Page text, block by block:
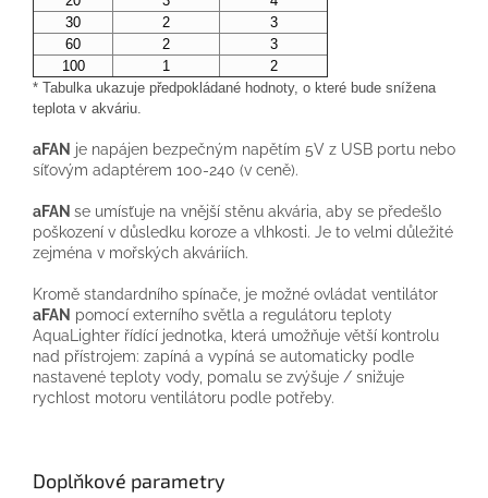
30
2
3
60
2
3
100
1
2
* Tabulka ukazuje předpokládané hodnoty, o které bude snížena
teplota v akváriu
aFAN je napájen bezpečným napětím 5V z USB portu nebo
síťovým adaptérem 100-240 (v ceně).
aFAN se umísťuje na vnější stěnu akvária, aby se předešlo
poškození v důsledku koroze a vlhkosti. Je to velmi důležité
zejména v mořských akváriích.
Kromě standardního spínače , je možné ovládat ventilátor
aFAN pomocí externího světla a regulátoru teploty
AquaLighter řídící jednotka , která umožňuje větší kontrolu
nad přístrojem: zapíná a vypíná se automaticky podle
nastavené teploty vody pomalu se zvýšuje / snižuje
rychlost motoru ventilátoru podle potřeby.
Doplňkové parametry